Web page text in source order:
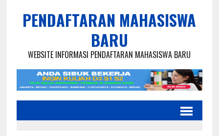
PENDAFTARAN MAHASISWA
BARU
WEBSITE INFORMASI PENDAFTARAN MAHASISWA BARU